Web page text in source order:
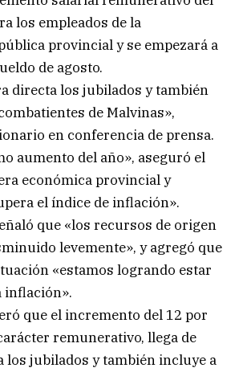
los empleados de la
provincial y se empezará a
de agosto.
directa los jubilados y también
de Malvinas»,
en conferencia de prensa.
aumento del año», aseguró el
económica provincial y
el índice de inflación».
que «los recursos de origen
levemente», y agregó que
«estamos logrando estar
inflación».
que el incremento del 12 por
remunerativo, llega de
los jubilados y también incluye a